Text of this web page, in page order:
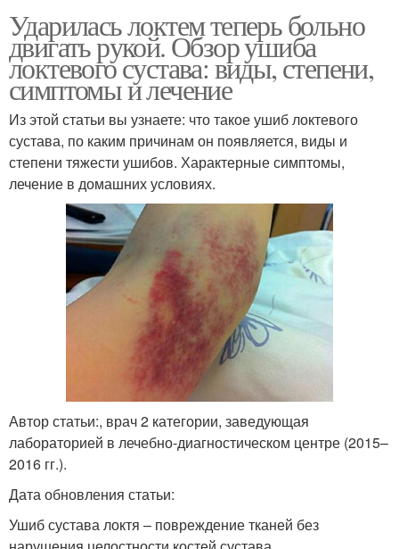
Ударилась локтем теперь больно
двигать рукой. Обзор ушиба
локтевого сустава: виды, степени,
симптомы и лечение
Из этой статьи вы узнаете: что такое ушиб локтевого
сустава, по каким причинам он появляется, виды и
степени тяжести ушибов. Характерные симптомы,
лечение в домашних условиях.
Автор статьи:, врач 2 категории, заведующая
лабораторией в лечебно-диагностическом центре (2015–
2016 гг.).
Дата обновления статьи:
Ушиб сустава локтя – повреждение тканей без